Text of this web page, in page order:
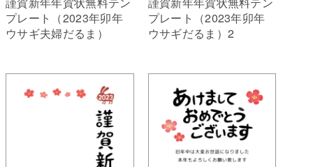
プレート（2023年卯年
ウサギ夫婦だるま）
プレート（2023年卯年
ウサギだるま）2